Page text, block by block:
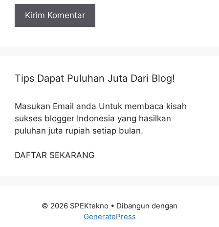
Tips Dapat Puluhan Juta Dari Blog!
Masukan Email anda Untuk membaca kisah
sukses blogger Indonesia yang hasilkan
puluhan juta rupiah setiap bulan.
DAFTAR SEKARANG
© 2026 SPEKtekno • Dibangun dengan
GeneratePress